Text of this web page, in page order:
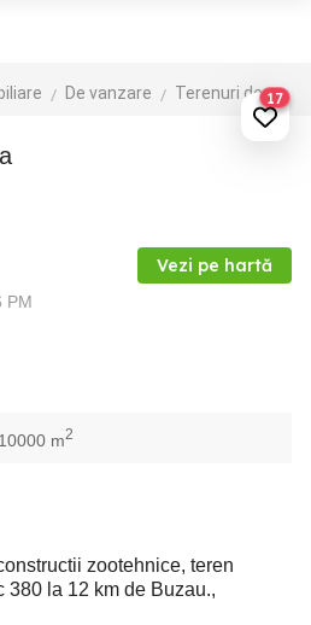
De vanzare Terenuri de vanzare17
Vezi pe hartă
PM
10000 m2
zootehnice, teren
380 la 12 km de Buzau.,